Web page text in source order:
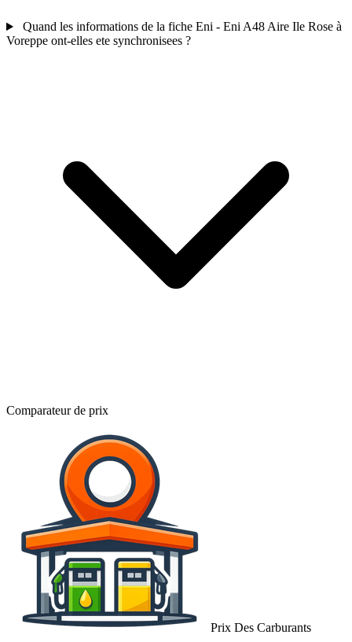
Quand les informations de la fiche Eni - Eni A48 Aire Ile Rose à
Voreppe ont-elles ete synchronisees ?
Comparateur de prix
Prix Des Carburants